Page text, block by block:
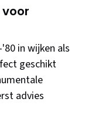
in wijken als
geschikt
advies